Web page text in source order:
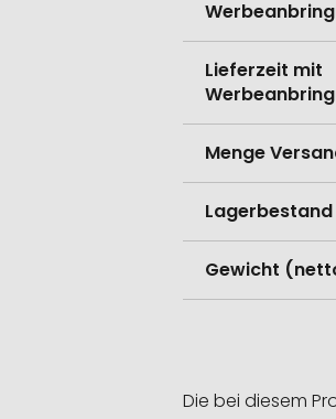
Lieferzeit mit
Menge
Lagerbestand
Gewicht
Die bei diesem